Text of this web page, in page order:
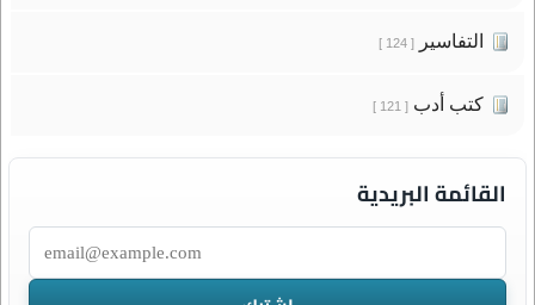
التفاسير[ 124 ]
كتب أدب[ 121 ]
القائمة البريدية